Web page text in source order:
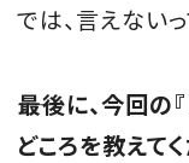
では、言えないっ
――最後に、今回の
どころを教えてく